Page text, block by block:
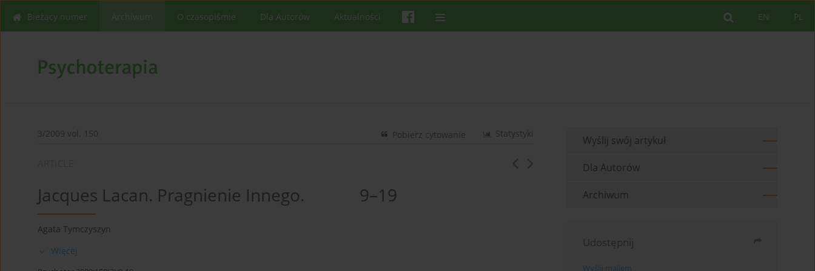
PL
EN
Bieżący numer Archiwum O czasopiśmie Dla Autorów Aktualności
3/2009 vol. 150 Statystyki
Pobierz cytowanie
Jacques Lacan. Pragnienie Innego. 9–19
Agata Tymczyszyn
Więcej
Wyślij swój artykuł
Dla Autorów
Archiwum
Udostępnij
Wyślij mailem